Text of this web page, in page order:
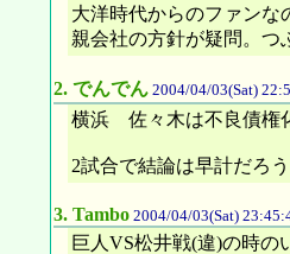
大洋時代からのファンな
親会社の方針が疑問。つ
2.でんでん 2004/04/03(Sat)
横浜 佐々木は不良債権
2試合で結論は早計だろ
3. Tambo 2004/04/03(Sat)
巨人VS松井戦(違)の時の